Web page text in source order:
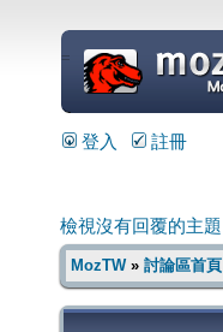
=
登入 註冊
檢視沒有回覆的主題
MozTW» 討論區首頁